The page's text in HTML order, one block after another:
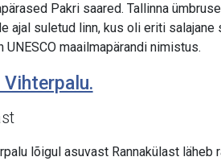
Pakri saared. Tallinna
ajal suletud linn, kus oli eriti salajane
maailmapärandi nimistus.
Vihterpalu.
lõigul asuvast Rannakülast läheb